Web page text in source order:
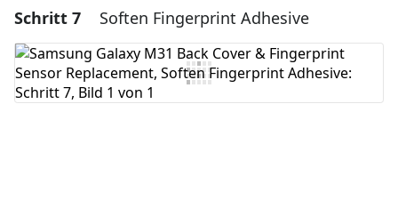
Einen Kommentar hinzufügen
Kommentar hinzufügen
Schritt 7 Soften Fingerprint Adhesive